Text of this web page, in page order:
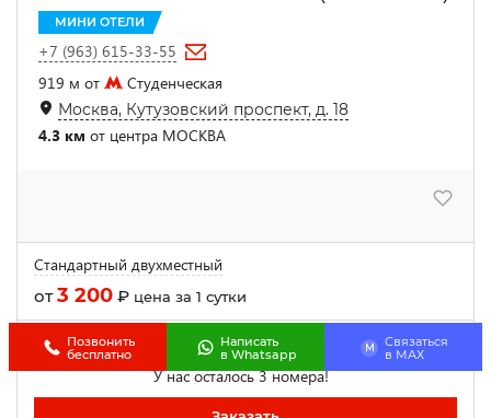
МИНИ ОТЕЛИ
+7 (963) 615-33-55
919 м от
Студенческая
Москва, Кутузовский проспект, д. 18
4.3 км от центра МОСКВА
Стандартный двухместный
от3 200 ₽ цена за 1 сутки
Ещё 1 категория номеров
У нас осталось 3 номера!
Позвонить
бесплатно
Написать
в Whatsapp
M
Связаться
в МАХ